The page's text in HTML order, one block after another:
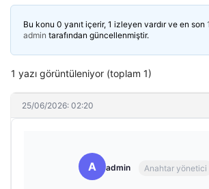
Bu konu 0 yanıt içerir, 1 izleyen vardır ve en son
admin tarafından güncellenmiştir.
1 yazı görüntüleniyor (toplam 1)
25/06/2026: 02:20
A admin Anahtar yönetici